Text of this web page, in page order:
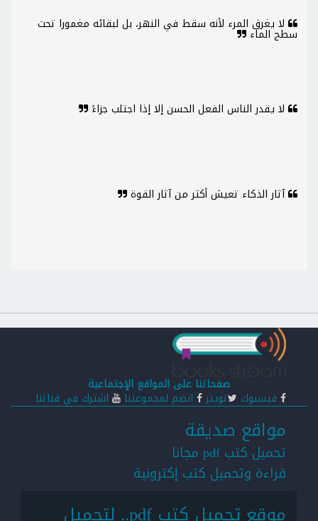
لا يغرق المرء لأنه سقط في النهر، بل لبقائه مغمورا تحت
سطح الماء
لا يقدر الناس الفعل الحسن إلا إذا اجتلب جزاءً
آثار الذكاء تعيش أكثر من آثار القوة
صفحاتنا على المواقع الإجتماعية
فيسبوك تويتر انضم لمجموعتنا اشترك في قناتنا
مواقع صديقة
تحميل كتب pdf مجانا
قراءة وتحميل كتب إكترونية